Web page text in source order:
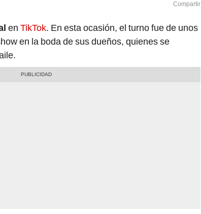
Compartir
en TikTok. En esta ocasión, el turno fue de unos
en la boda de sus dueños, quienes se